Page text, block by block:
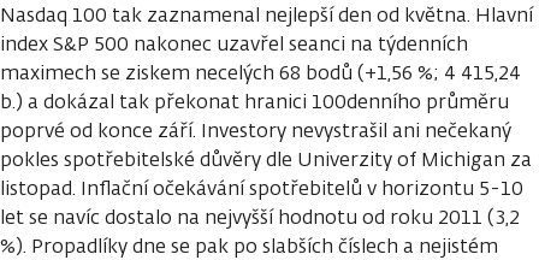
Nasdaq 100 tak zaznamenal nejlepší den od května. Hlavní
index S&P 500 nakonec uzavřel seanci na týdenních
maximech se ziskem necelých 68 bodů (+1,56 %; 4 415,24
b.) a dokázal tak překonat hranici 100denního průměru
poprvé od konce září. Investory nevystrašil ani nečekaný
pokles spotřebitelské důvěry dle Univerzity of Michigan za
listopad. Inflační očekávání spotřebitelů v horizontu 5-10
let se navíc dostalo na nejvyšší hodnotu od roku 2011 (3,2
%). Propadlíky dne se pak po slabších číslech a nejistém